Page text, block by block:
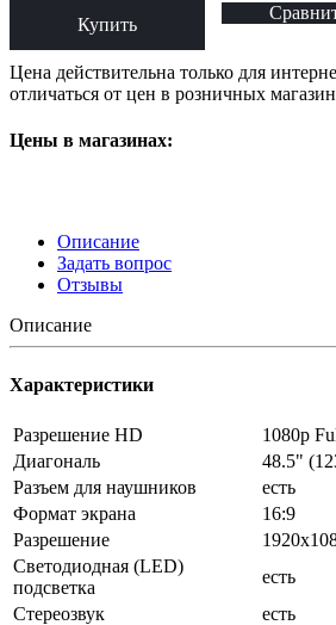
Купить
Цена действительна только для
отличаться от цен в розничных
Цены в магазинах:
Описание
Задать вопрос
Отзывы
Описание
Характеристики
Разрешение HD
1080p
Диагональ
48.5"
Разъем для наушников
есть
Формат экрана
16:9
Разрешение
Светодиодная (LED)
подсветка
есть
Стереозвук
есть